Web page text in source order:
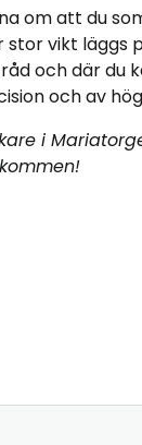
om att du
vikt läggs
och där du
och av
i